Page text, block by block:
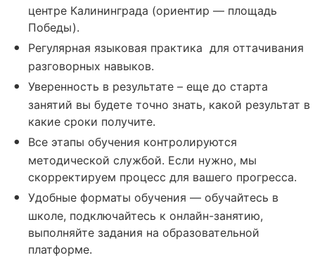
центре Калининграда (ориентир — площадь
Победы).
Регулярная языковая практика для оттачивания
разговорных навыков.
Уверенность в результате – еще до старта
занятий вы будете точно знать, какой результат в
какие сроки получите.
Все этапы обучения контролируются
методической службой. Если нужно, мы
скорректируем процесс для вашего прогресса.
Удобные форматы обучения — обучайтесь в
школе, подключайтесь к онлайн-занятию,
выполняйте задания на образовательной
платформе.